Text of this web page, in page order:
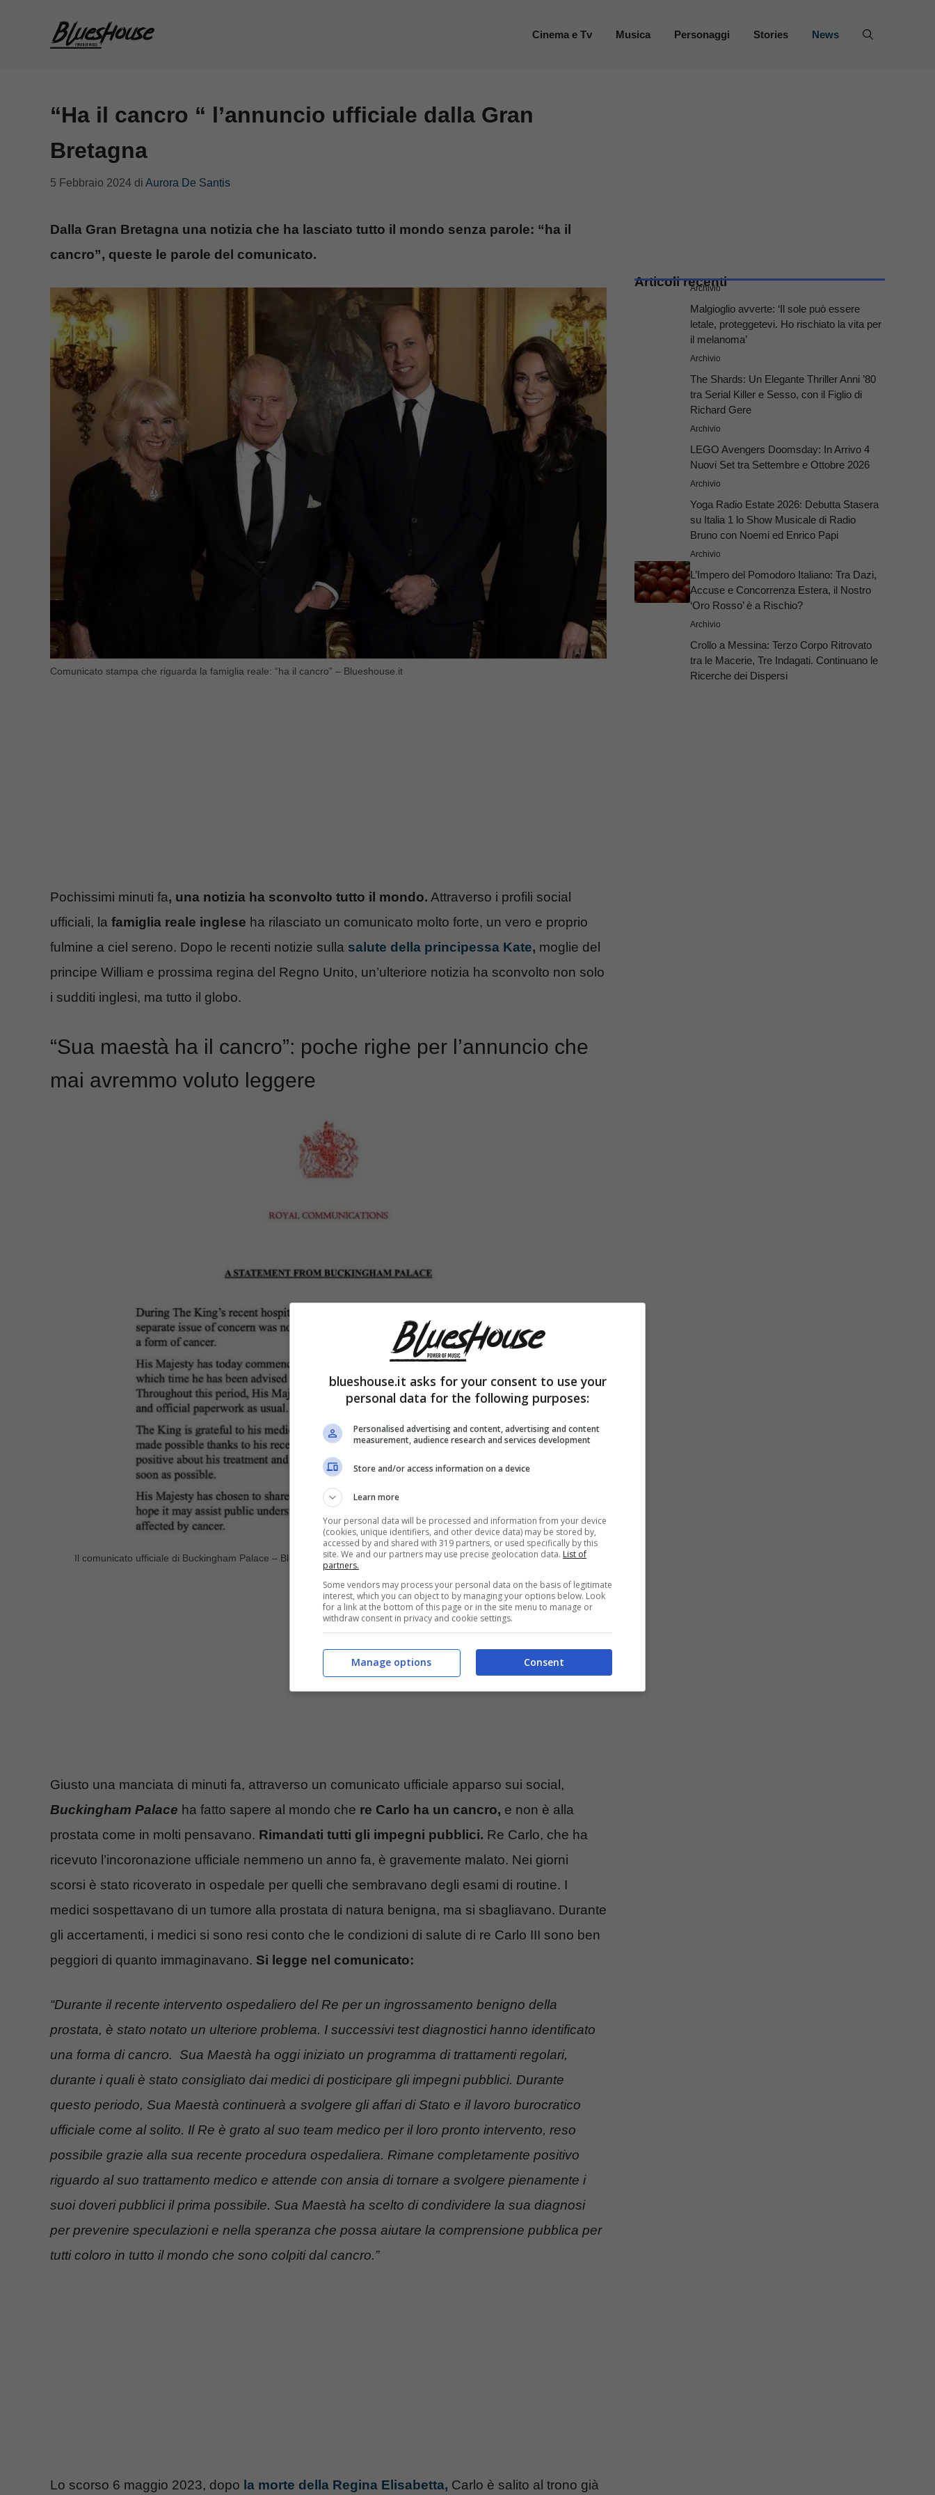
Cinema e Tv Musica Personaggi Stories News
“Ha il cancro “ l’annuncio ufficiale dalla Gran
Bretagna
5 Febbraio 2024 di Aurora De Santis
Dalla Gran Bretagna una notizia che ha lasciato tutto il mondo senza parole: “ha il
cancro”, queste le parole del comunicato.
Comunicato stampa che riguarda la famiglia reale: “ha il cancro” – Blueshouse.it
Pochissimi minuti fa, una notizia ha sconvolto tutto il mondo. Attraverso i profili social
ufficiali, la famiglia reale inglese ha rilasciato un comunicato molto forte, un vero e proprio
fulmine a ciel sereno. Dopo le recenti notizie sulla salute della principessa Kate, moglie del
principe William e prossima regina del Regno Unito, un’ulteriore notizia ha sconvolto non solo
i sudditi inglesi, ma tutto il globo.
“Sua maestà ha il cancro”: poche righe per l’annuncio che
mai avremmo voluto leggere
Il comunicato ufficiale di Buckingham Palace – Blueshouse.it
Giusto una manciata di minuti fa, attraverso un comunicato ufficiale apparso sui social,
Buckingham Palace ha fatto sapere al mondo che re Carlo ha un cancro, e non è alla
prostata come in molti pensavano. Rimandati tutti gli impegni pubblici. Re Carlo, che ha
ricevuto l’incoronazione ufficiale nemmeno un anno fa, è gravemente malato. Nei giorni
scorsi è stato ricoverato in ospedale per quelli che sembravano degli esami di routine. I
medici sospettavano di un tumore alla prostata di natura benigna, ma si sbagliavano. Durante
gli accertamenti, i medici si sono resi conto che le condizioni di salute di re Carlo III sono ben
peggiori di quanto immaginavano. Si legge nel comunicato:
“Durante il recente intervento ospedaliero del Re per un ingrossamento benigno della
prostata, è stato notato un ulteriore problema. I successivi test diagnostici hanno identificato
una forma di cancro. Sua Maestà ha oggi iniziato un programma di trattamenti regolari,
durante i quali è stato consigliato dai medici di posticipare gli impegni pubblici. Durante
questo periodo, Sua Maestà continuerà a svolgere gli affari di Stato e il lavoro burocratico
ufficiale come al solito. Il Re è grato al suo team medico per il loro pronto intervento, reso
possibile grazie alla sua recente procedura ospedaliera. Rimane completamente positivo
riguardo al suo trattamento medico e attende con ansia di tornare a svolgere pienamente i
suoi doveri pubblici il prima possibile. Sua Maestà ha scelto di condividere la sua diagnosi
per prevenire speculazioni e nella speranza che possa aiutare la comprensione pubblica per
tutti coloro in tutto il mondo che sono colpiti dal cancro.”
Lo scorso 6 maggio 2023, dopo la morte della Regina Elisabetta, Carlo è salito al trono già
Articoli recenti
Archivio
Malgioglio avverte: ‘Il sole può essere
letale, proteggetevi. Ho rischiato la vita per
il melanoma’
Archivio
The Shards: Un Elegante Thriller Anni ’80
tra Serial Killer e Sesso, con il Figlio di
Richard Gere
Archivio
LEGO Avengers Doomsday: In Arrivo 4
Nuovi Set tra Settembre e Ottobre 2026
Archivio
Yoga Radio Estate 2026: Debutta Stasera
su Italia 1 lo Show Musicale di Radio
Bruno con Noemi ed Enrico Papi
Archivio
L’Impero del Pomodoro Italiano: Tra Dazi,
Accuse e Concorrenza Estera, il Nostro
‘Oro Rosso’ è a Rischio?
Archivio
Crollo a Messina: Terzo Corpo Ritrovato
tra le Macerie, Tre Indagati. Continuano le
Ricerche dei Dispersi
blueshouse.it asks for your consent to use your
personal data for the following purposes:
Personalised advertising and content, advertising and content
measurement, audience research and services development
Store and/or access information on a device
Learn more
Your personal data will be processed and information from your device
(cookies, unique identifiers, and other device data) may be stored by,
accessed by and shared with 319 partners, or used specifically by this
site. We and our partners may use precise geolocation data. List of
partners.
Some vendors may process your personal data on the basis of legitimate
interest, which you can object to by managing your options below. Look
for a link at the bottom of this page or in the site menu to manage or
withdraw consent in privacy and cookie settings.
Consent
Manage options